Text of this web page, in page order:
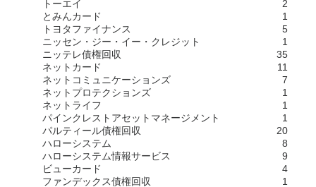
トーエイ
2
とみんカード
1
トヨタファイナンス
5
ニッセン・ジー・イー・クレジット
1
ニッテレ債権回収
35
ネットカード
11
ネットコミュニケーションズ
7
ネットプロテクションズ
1
ネットライフ
1
パインクレストアセットマネージメント
1
パルティール債権回収
20
ハローシステム
8
ハローシステム情報サービス
9
ビューカード
4
ファンデックス債権回収
1